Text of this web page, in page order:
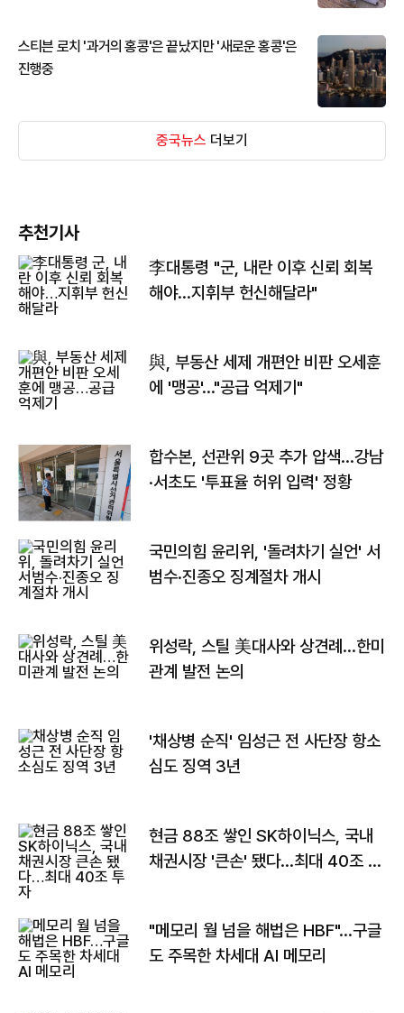
스티븐 로치 '과거의 홍콩'은 끝났지만 '새로운 홍콩'은
진행중
중국뉴스 더보기
추천기사
李대통령 "군, 내란 이후 신뢰 회복
해야…지휘부 헌신해달라"
與, 부동산 세제 개편안 비판 오세훈
에 '맹공'…"공급 억제기"
합수본, 선관위 9곳 추가 압색…강남
·서초도 '투표율 허위 입력' 정황
국민의힘 윤리위, '돌려차기 실언' 서
범수·진종오 징계절차 개시
위성락, 스틸 美대사와 상견례…한미
관계 발전 논의
'채상병 순직' 임성근 전 사단장 항소
심도 징역 3년
현금 88조 쌓인 SK하이닉스, 국내
채권시장 '큰손' 됐다…최대 40조 투
"메모리 월 넘을 해법은 HBF"…구글
도 주목한 차세대 AI 메모리